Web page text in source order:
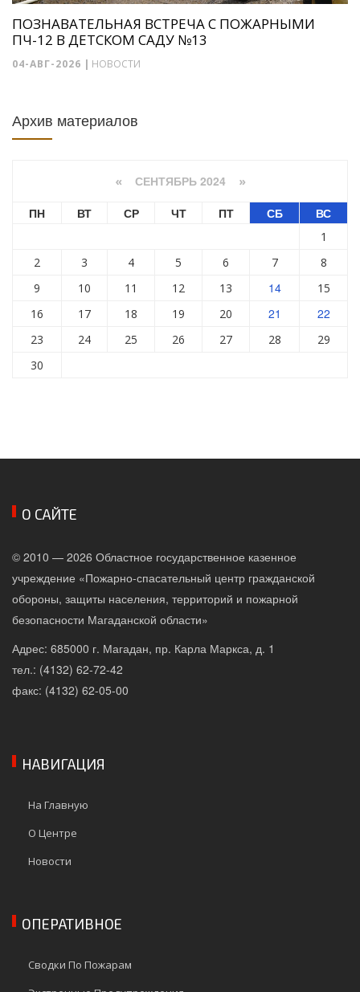
ПОЗНАВАТЕЛЬНАЯ ВСТРЕЧА С ПОЖАРНЫМИ
ПЧ-12 В ДЕТСКОМ САДУ №13
04-АВГ-2026 | НОВОСТИ
Архив материалов
« СЕНТЯБРЬ 2024 »
ПН ВТ СР ЧТ ПТ СБ ВС
1
2
3 4 5 6 7
8
9
10 11 12 13 14
15
16
17 18 19 20 21 22
23 24 25 26 27 28
29
30
О САЙТЕ
© 2010 — 2026 Областное государственное казенное
учреждение «Пожарно-спасательный центр гражданской
обороны, защиты населения, территорий и пожарной
безопасности Магаданской области»
Адрес: 685000 г. Магадан, пр. Карла Маркса, д. 1
тел.: (4132) 62-72-42
факс: (4132) 62-05-00
НАВИГАЦИЯ
На Главную
О Центре
Новости
ОПЕРАТИВНОЕ
Сводки По Пожарам